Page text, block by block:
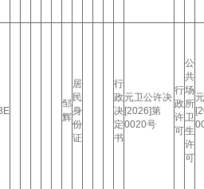
邹
辉
居
民
身
份
证
行
政
决
定
书
元卫公许决
[2026]第
0020号
行
政
许
可
公
共
场
所
卫
生
许
可